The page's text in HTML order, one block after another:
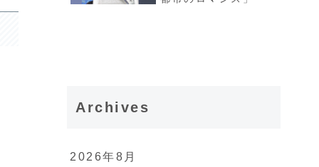
Archives
2026年8月